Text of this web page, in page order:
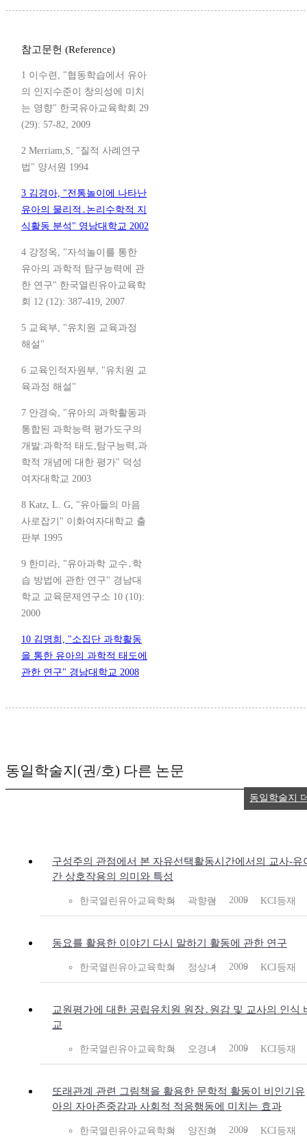
참고문헌 (Reference)
1 이수련, "협동학습에서 유아
의 인지수준이 창의성에 미치
는 영향" 한국유아교육학회 29
(29): 57-82, 2009
2 Merriam,S, "질적 사례연구
법" 양서원 1994
3 김경아, "전통놀이에 나타난
유아의 물리적․논리수학적 지
식활동 분석" 영남대학교 2002
4 강정옥, "자석놀이를 통한
유아의 과학적 탐구능력에 관
한 연구" 한국열린유아교육학
회 12 (12): 387-419, 2007
5 교육부, "유치원 교육과정
해설"
6 교육인적자원부, "유치원 교
육과정 해설"
7 안경숙, "유아의 과학활동과
통합된 과학능력 평가도구의
개발:과학적 태도,탐구능력,과
학적 개념에 대한 평가" 덕성
여자대학교 2003
8 Katz, L. G, "유아들의 마음
사로잡기" 이화여자대학교 출
판부 1995
9 한미라, "유아과학 교수․학
습 방법에 관한 연구" 경남대
학교 교육문제연구소 10 (10):
2000
10 김명희, "소집단 과학활동
을 통한 유아의 과학적 태도에
관한 연구" 경남대학교 2008
동일학술지(권/호) 다른 논문
구성주의 관점에서 본 자유선택활동시간에서의 교사-유
간 상호작용의 의미와 특성
한국열린유아교육학회 곽향림 2009 KCI등재
동요를 활용한 이야기 다시 말하기 활동에 관한 연구
한국열린유아교육학회 정상녀 2009 KCI등재
교원평가에 대한 공립유치원 원장․원감 및 교사의 인식
교
한국열린유아교육학회 오경녀 2009 KCI등재
또래관계 관련 그림책을 활용한 문학적 활동이 비인기유
아의 자아존중감과 사회적 적응행동에 미치는 효과
한국열린유아교육학회 양진희 2009 KCI등재
동일학술지